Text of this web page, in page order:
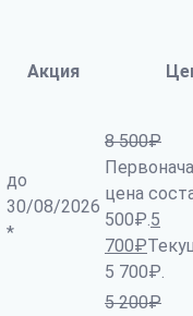
Акция
до
30/08/2026
*
8 500₽
цена
500₽.5
700₽
5 700₽.
5 200₽